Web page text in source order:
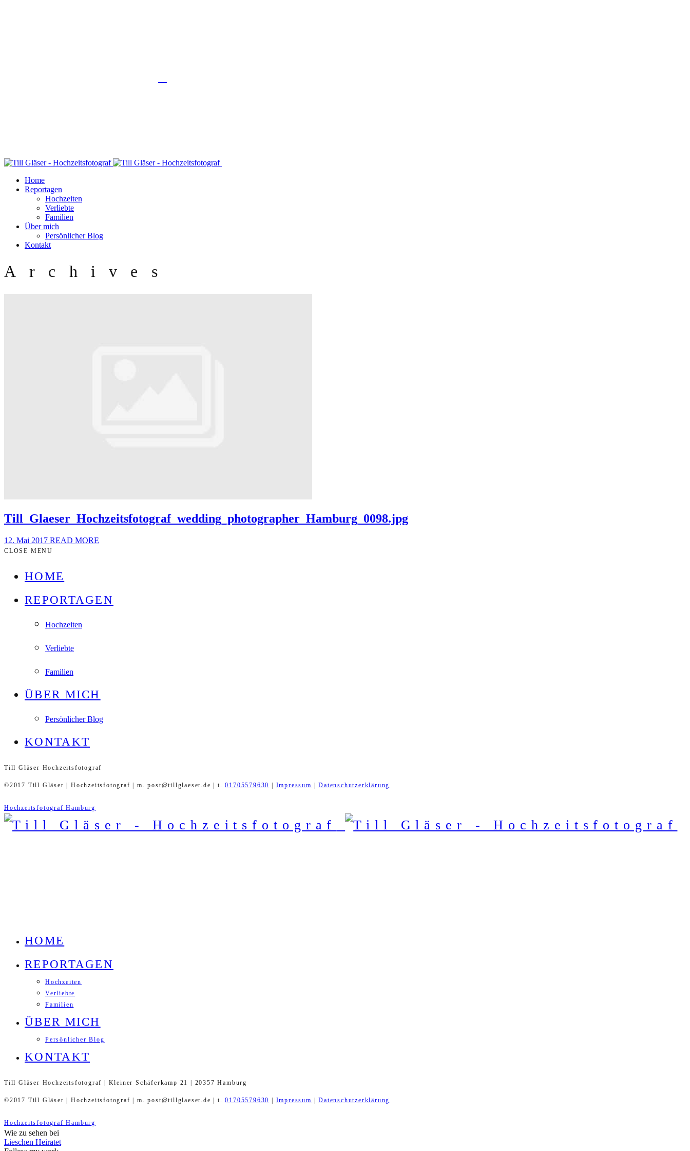
Home
Reportagen
Hochzeiten
Verliebte
Familien
Über mich
Persönlicher Blog
Kontakt
Archives
Till_Glaeser_Hochzeitsfotograf_wedding_photographer_Hamburg_0098.jpg
12. Mai 2017 READ MORE
CLOSE MENU
HOME
REPORTAGEN
Hochzeiten
Verliebte
Familien
ÜBER MICH
Persönlicher Blog
KONTAKT
Till Gläser Hochzeitsfotograf
©2017 Till Gläser | Hochzeitsfotograf | m. post@tillglaeser.de | t.01705579630 | Impressum |Datenschutzerklärung
Hochzeitsfotograf Hamburg
HOME
REPORTAGEN
Hochzeiten
Verliebte
Familien
ÜBER MICH
Persönlicher Blog
KONTAKT
Till Gläser Hochzeitsfotograf | Kleiner Schäferkamp 21 | 20357 Hamburg
©2017 Till Gläser | Hochzeitsfotograf | m. post@tillglaeser.de | t.01705579630 | Impressum |Datenschutzerklärung
Hochzeitsfotograf Hamburg
Wie zu sehen bei
Lieschen Heiratet